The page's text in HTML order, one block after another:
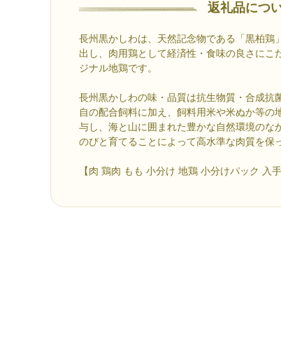
返礼品につ
長州黒かしわは、天然記念物である「黒柏鶏
出し、肉用鶏として経済性・食味の良さにこ
ジナル地鶏です。
長州黒かしわの味・品質は抗生物質・合成抗
自の配合飼料に加え、飼料用米や米ぬか等の
与し、海と山に囲まれた豊かな自然環境のな
のびと育てることによって高水準な肉質を保
【肉 鶏肉 もも 小分け 地鶏 小分けパック 入